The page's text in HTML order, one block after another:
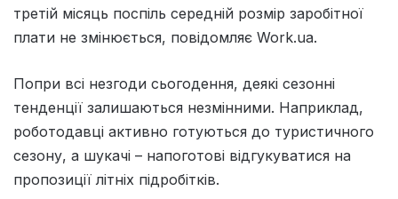
третій місяць поспіль середній розмір заробітної
плати не змінюється, повідомляє Work.ua.
Попри всі незгоди сьогодення, деякі сезонні
тенденції залишаються незмінними. Наприклад,
роботодавці активно готуються до туристичного
сезону, а шукачі – напоготові відгукуватися на
пропозиції літніх підробітків.